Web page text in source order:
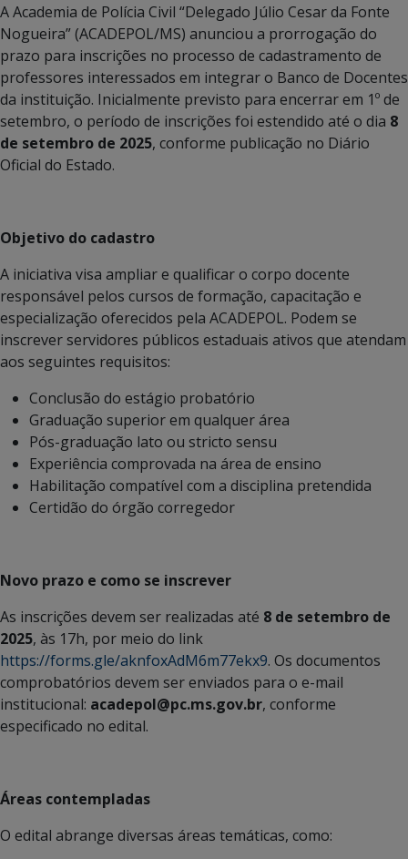
A Academia de Polícia Civil “Delegado Júlio Cesar da Fonte
Nogueira” (ACADEPOL/MS) anunciou a prorrogação do
prazo para inscrições no processo de cadastramento de
professores interessados em integrar o Banco de Docentes
da instituição. Inicialmente previsto para encerrar em 1º de
setembro, o período de inscrições foi estendido até o dia 8
de setembro de 2025, conforme publicação no Diário
Oficial do Estado.
Objetivo do cadastro
A iniciativa visa ampliar e qualificar o corpo docente
responsável pelos cursos de formação, capacitação e
especialização oferecidos pela ACADEPOL. Podem se
inscrever servidores públicos estaduais ativos que atendam
aos seguintes requisitos:
Conclusão do estágio probatório
Graduação superior em qualquer área
Pós-graduação lato ou stricto sensu
Experiência comprovada na área de ensino
Habilitação compatível com a disciplina pretendida
Certidão do órgão corregedor
Novo prazo e como se inscrever
As inscrições devem ser realizadas até 8 de setembro de
2025, às 17h, por meio do link
https://forms.gle/aknfoxAdM6m77ekx9. Os documentos
comprobatórios devem ser enviados para o e-mail
institucional: acadepol@pc.ms.gov.br, conforme
especificado no edital.
Áreas contempladas
O edital abrange diversas áreas temáticas, como: